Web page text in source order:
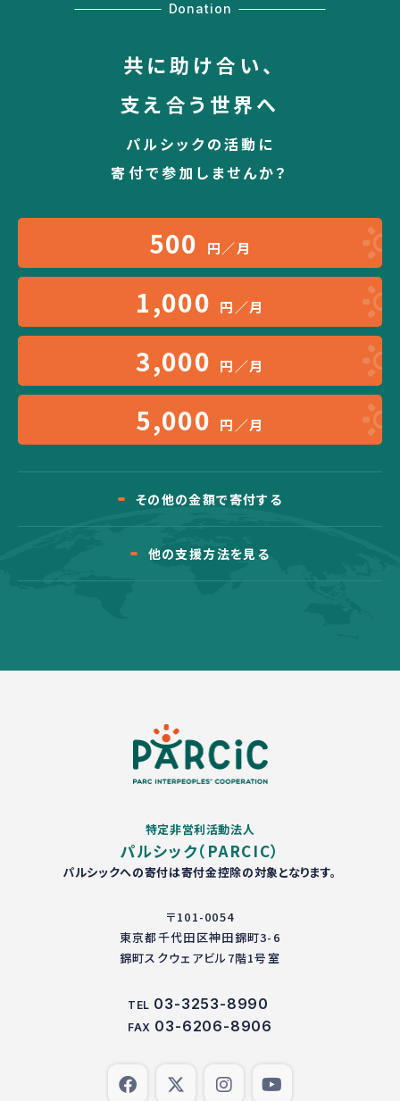
Donation
共に助け合い、
支え合う世界へ
パルシックの活動に
寄付で参加しませんか？
500 円／月
1,000 円／月
3,000 円／月
5,000 円／月
その他の金額で寄付する
他の支援方法を見る
特定非営利活動法人
パルシック（PARCIC）
パルシックへの寄付は寄付金控除の対象となります。
〒101-0054
東京都千代田区神田錦町3-6
錦町スクウェアビル7階1号室
TEL 03-3253-8990
FAX 03-6206-8906